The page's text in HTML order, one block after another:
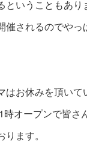
ということ もあり
催されるのでやっ
はお休みを頂いて
時オープンで皆さ
ます。